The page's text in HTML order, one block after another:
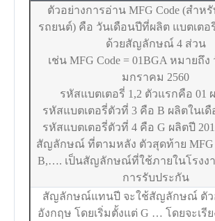
ตัวอย่างการอ่าน MFG Code (สำห
รถยนต์) คือ วันเดือนปีที่ผลิต แบตเตอ
ด้วยสัญลักษณ์ 4 ส่วน
เช่น MFG Code = 01BGA หมายถึง
มกราคม 2560
รหัสแบตเตอรี่ 1,2 ตัวแรกคือ 01
รหัสแบตเตอรี่ตัวที่ 3 คือ B ผลิตในเ
รหัสแบตเตอรี่ตัวที่ 4 คือ G ผลิตปี
สัญลักษณ์ ที่ตามหลัง ตัวสุดท้าย MFG
B,…. เป็นสัญลักษณ์ที่ใช้ภายในโรงง
การรับประกัน
สัญลักษณ์แทนปี จะใช้สัญลักษณ์ ตัว
อังกฤษ โดยเริ่มตั้งแต่ G … โดยจะเรีย